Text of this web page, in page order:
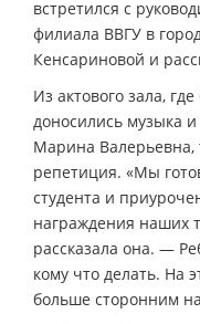
встретился с
филиала ВВГУ в
Кенсариновой и
Из актового зала,
доносились музыка
Марина Валерьевна,
репетиция. «Мы
студента и
награждения наших
рассказала она. —
кому что делать. На
больше сторонним